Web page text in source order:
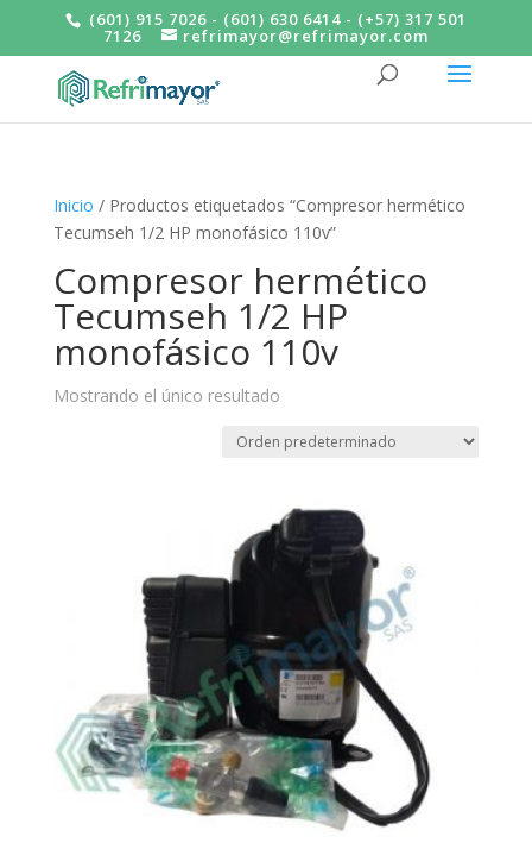
(601) 915 7026 - (601) 630 6414 - (+57) 317 501
7126 refrimayor@refrimayor.com
Inicio / Productos etiquetados “Compresor hermético
Tecumseh 1/2 HP monofásico 110v”
Compresor hermético
Tecumseh 1/2 HP
monofásico 110v
Mostrando el único resultado